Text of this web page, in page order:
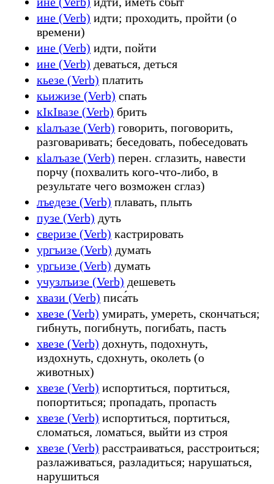
ине (Verb) идти; проходить, пройти (о
времени)
ине (Verb) идти, пойти
ине (Verb) деваться, деться
кьезе (Verb) платить
кьижизе (Verb) спать
кӀкӀвазе (Verb) брить
кӏалъазе (Verb) говорить, поговорить,
разговаривать; беседовать, побеседовать
кӏалъазе (Verb) перен. сглазить, навести
порчу (похвалить кого-что-либо, в
результате чего возможен сглаз)
лъедезе (Verb) плавать, плыть
пузе (Verb) дуть
сверизе (Verb) кастрировать
ургъизе (Verb) думать
ургьизе (Verb) думать
учузлъизе (Verb) дешеветь
хвази (Verb) писа́ть
хвезе (Verb) умирать, умереть, скончаться;
гибнуть, погибнуть, погибать, пасть
хвезе (Verb) дохнуть, подохнуть,
издохнуть, сдохнуть, околеть (о
животных)
хвезе (Verb) испортиться, портиться,
попортиться; пропадать, пропасть
хвезе (Verb) испортиться, портиться,
сломаться, ломаться, выйти из строя
хвезе (Verb) расстраиваться, расстроиться;
разлаживаться, разладиться; нарушаться,
нарушиться